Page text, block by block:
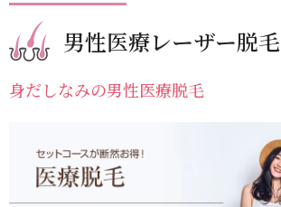
料金表
クリニック紹介
予約・相談
男性医療レーザー脱毛
身だしなみの男性医療脱毛